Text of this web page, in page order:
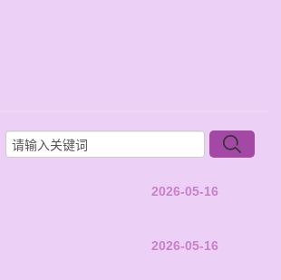
2026-05-16
2026-05-16